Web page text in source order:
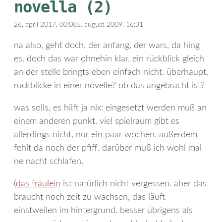
novella (2)
26. april 2017, 00:085. august 2009, 16:31
na also, geht doch. der anfang, der wars, da hing
es. doch das war ohnehin klar. ein rückblick gleich
an der stelle bringts eben einfach nicht. überhaupt,
rückblicke in einer novelle? ob das angebracht ist?
was solls, es hilft ja nix: eingesetzt werden muß an
einem anderen punkt. viel spielraum gibt es
allerdings nicht, nur ein paar wochen. außerdem
fehlt da noch der pfiff. darüber muß ich wohl mal
ne nacht schlafen.
(das fräulein ist natürlich nicht vergessen. aber das
braucht noch zeit zu wachsen, das läuft
einstweilen im hintergrund. besser übrigens als